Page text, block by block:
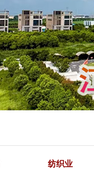
纺织业